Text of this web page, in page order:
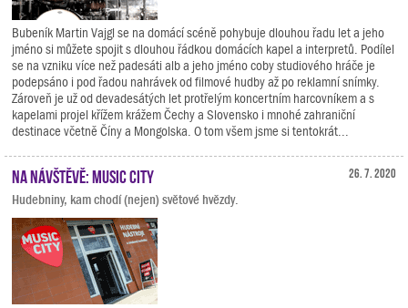
Bubeník Martin Vajgl se na domácí scéně pohybuje dlouhou řadu let a jeho
jméno si můžete spojit s dlouhou řádkou domácích kapel a interpretů. Podílel
se na vzniku více než padesáti alb a jeho jméno coby studiového hráče je
podepsáno i pod řadou nahrávek od filmové hudby až po reklamní snímky.
Zároveň je už od devadesátých let protřelým koncertním harcovníkem a s
kapelami projel křížem krážem Čechy a Slovensko i mnohé zahraniční
destinace včetně Číny a Mongolska. O tom všem jsme si tentokrát...
26. 7. 2020
Na návštěvě: Music City
Hudebniny, kam chodí (nejen) světové hvězdy.